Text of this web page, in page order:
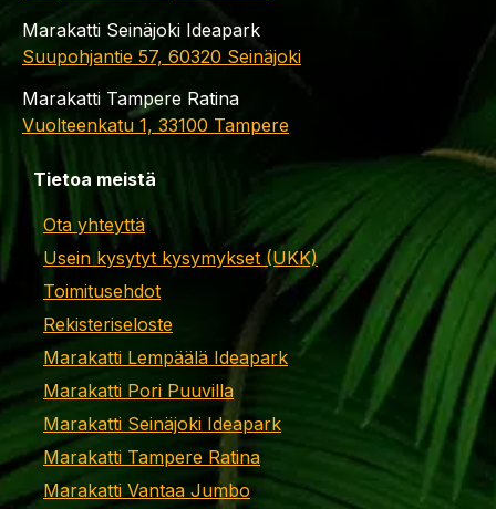
Marakatti Seinäjoki Ideapark
Suupohjantie 57, 60320 Seinäjoki
Marakatti Tampere Ratina
Vuolteenkatu 1, 33100 Tampere
Tietoa meistä
Ota yhteyttä
Usein kysytyt kysymykset (UKK)
Toimitusehdot
Rekisteriseloste
Marakatti Lempäälä Ideapark
Marakatti Pori Puuvilla
Marakatti Seinäjoki Ideapark
Marakatti Tampere Ratina
Marakatti Vantaa Jumbo